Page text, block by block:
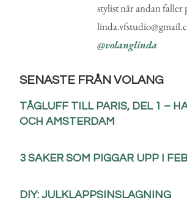
stylist när andan faller
@volanglinda
SENASTE FRÅN VOLANG
TÅGLUFF TILL PARIS, DEL 1 –
OCH AMSTERDAM
3 SAKER SOM PIGGAR UPP I
DIY: JULKLAPPSINSLAGNING